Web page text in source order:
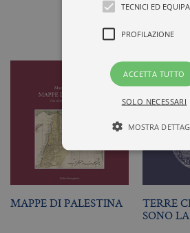
MAPPE DI PALESTINA
TERRE
SONO
TECNICI ED
PROFILAZIONE
ACCETTA TUTTO
SOLO NECESSARI
MOSTRA
Profilazione
I cookie tecnici sono